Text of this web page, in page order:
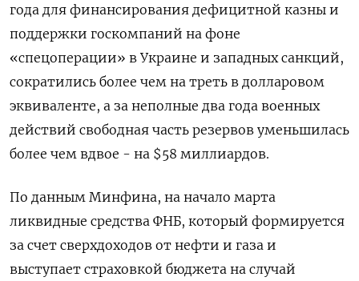
года для финансирования дефицитной казны и
поддержки госкомпаний на фоне
«спецоперации» в Украине и западных санкций,
сократились более чем на треть в долларовом
эквиваленте, а за неполные два года военных
действий свободная часть резервов уменьшилась
более чем вдвое - на $58 миллиардов.
По данным Минфина, на начало марта
ликвидные средства ФНБ, который формируется
за счет сверхдоходов от нефти и газа и
выступает страховкой бюджета на случай